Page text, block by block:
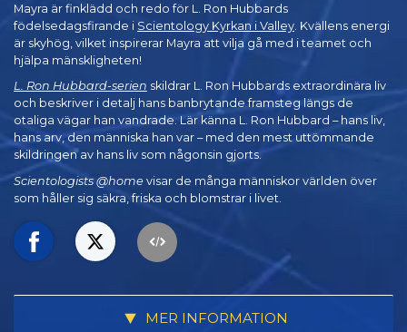
Mayra är finklädd och redo för L. Ron Hubbards
födelsedagsfirande i Scientology Kyrkan i Valley . Kvällens energi
är skyhög, vilket inspirerar Mayra att vilja gå med i teamet och
hjälpa mänskligheten!
L. Ron Hubbard-serien skildrar L. Ron Hubbards extraordinära liv
och beskriver i detalj hans banbrytande framsteg längs de
otaliga vägar han vandrade. Lär känna L. Ron Hubbard – hans liv,
hans arv, den människa han var – med den mest uttömmande
skildringen av hans liv som någonsin gjorts.
Scientologists @home visar de många människor världen över
som håller sig säkra, friska och blomstrar i livet.
MER INFORMATION